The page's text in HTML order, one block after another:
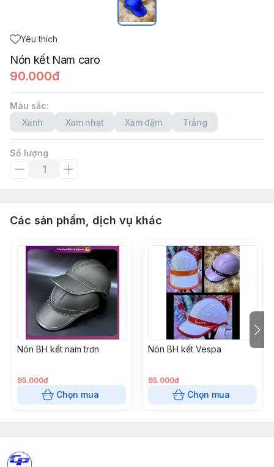
Yêu thích
Nón kết Nam caro
90.000đ
Màu sắc:
Xanh
Xám nhạt Xám đậm Trắng
Số lượng
Các sản phẩm, dịch vụ khác
Nón BH kết nam trơn
95.000đ
Chọn mua
Nón BH kết Vespa
95.000đ
Chọn mua